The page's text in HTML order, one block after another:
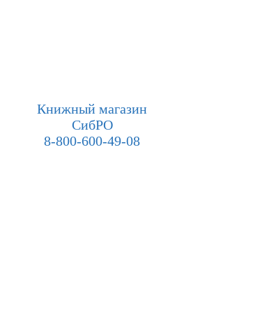
Книжный магазин
СибРО
8-800-600-49-08